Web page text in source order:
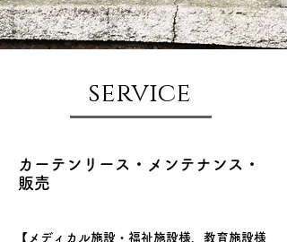
service
カーテンリース・メンテナンス・
販売
【メディカル施設・福祉施設様、教育施設様